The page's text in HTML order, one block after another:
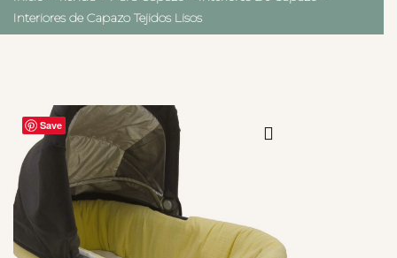
Interiores de Capazo Tejidos Lisos
Save